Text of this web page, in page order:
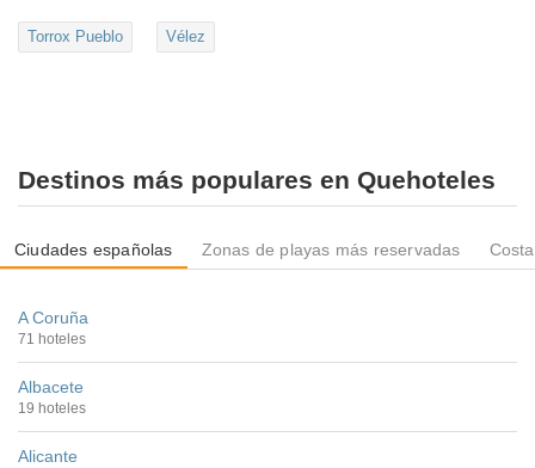
Torrox Pueblo Vélez
Destinos más populares en Quehoteles
Ciudades españolas Zonas de playas más reservadas
A Coruña
71 hoteles
Albacete
19 hoteles
Alicante